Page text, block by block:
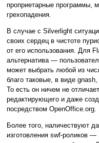
проприетарные программы,
грехопадения.
В случае с Silverlight
своих сердец в чистоте
от его использования. Для
альтернатива —
может выбрать любой из
благо таковые, в виде
То есть он ничем не
редактирующего и даже
посредством OpenOffice.org.
Более того, наличествуют
изготовления swf-роликов